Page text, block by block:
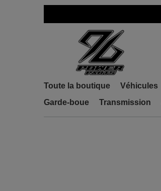
Toute la boutique Véhicules
Garde-boue
Transmission